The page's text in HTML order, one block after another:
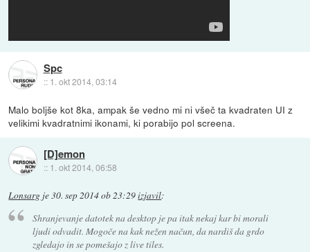
Spc
:: 1. okt 2014, 03:14
Malo boljše kot 8ka, ampak še vedno mi ni všeč ta kvadraten UI z
velikimi kvadratnimi ikonami, ki porabijo pol screena.
[D]emon
:: 1. okt 2014, 06:58
Lonsarg je30. sep 2014 ob 23:29izjavil:
Shranjevanje datotek na desktop je pa itak nekaj kar bi morali
ljudi odvadit. Mogoče na kak nežen načun, da nardiš da grdo
zgledajo in se pomešajo z live tiles.